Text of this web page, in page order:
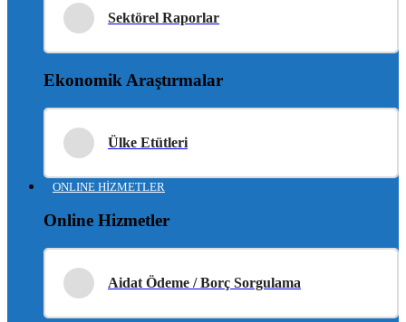
Sektörel Raporlar
Ekonomik Araştırmalar
Ülke Etütleri
ONLINE HİZMETLER
Online Hizmetler
Aidat Ödeme / Borç Sorgulama